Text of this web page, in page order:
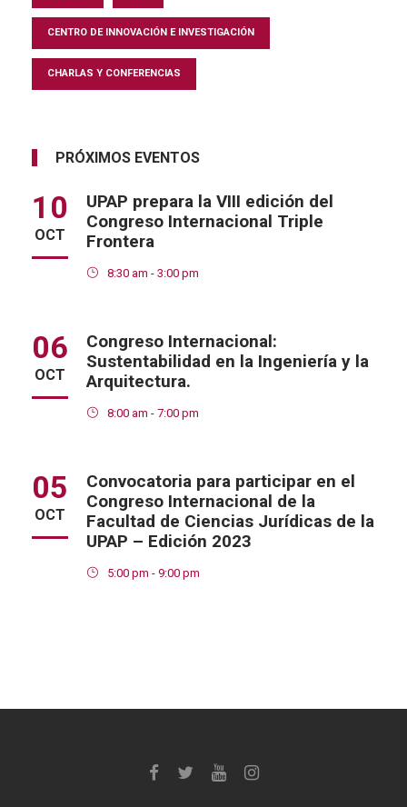
CENTRO DE INNOVACIÓN E INVESTIGACIÓN
CHARLAS Y CONFERENCIAS
PRÓXIMOS EVENTOS
10
OCT
UPAP prepara la VIII edición del
Congreso Internacional Triple
Frontera
8:30 am - 3:00 pm
06
OCT
Congreso Internacional:
Sustentabilidad en la Ingeniería y la
Arquitectura.
8:00 am - 7:00 pm
05
OCT
Convocatoria para participar en el
Congreso Internacional de la
Facultad de Ciencias Jurídicas de la
UPAP – Edición 2023
5:00 pm - 9:00 pm